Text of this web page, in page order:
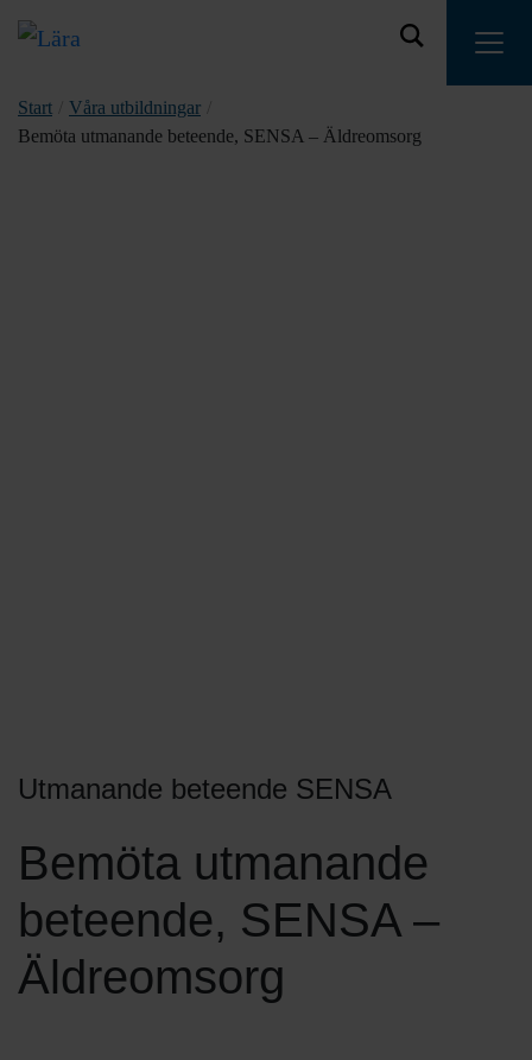
Start Våra utbildningar
Bemöta utmanande beteende, SENSA – Äldreomsorg
Utmanande beteende SENSA
Bemöta utmanande
beteende, SENSA –
Äldreomsorg